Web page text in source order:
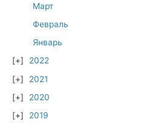
Март
Февраль
Январь
2022
2021
2020
2019